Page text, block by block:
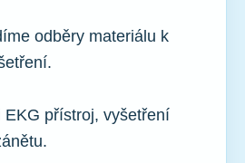
odběry materiálu k
EKG přístroj, vyšetření